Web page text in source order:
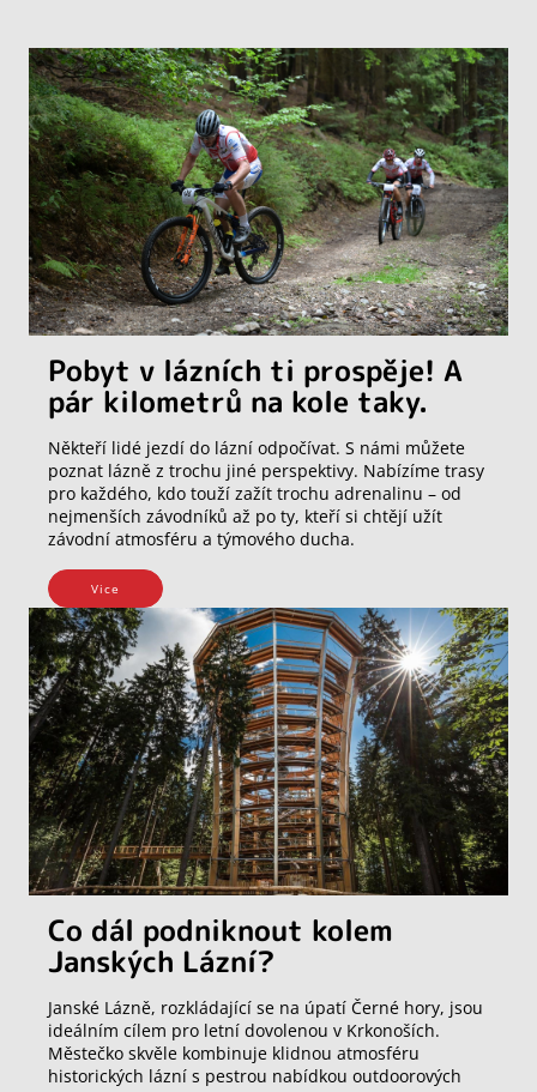
Pobyt v lázních ti prospěje! A
pár kilometrů na kole taky.
Někteří lidé jezdí do lázní odpočívat. S námi můžete
poznat lázně z trochu jiné perspektivy. Nabízíme trasy
pro každého, kdo touží zažít trochu adrenalinu – od
nejmenších závodníků až po ty, kteří si chtějí užít
závodní atmosféru a týmového ducha.
Vice
Co dál podniknout kolem
Janských Lázní?
Janské Lázně, rozkládající se na úpatí Černé hory, jsou
ideálním cílem pro letní dovolenou v Krkonoších.
Městečko skvěle kombinuje klidnou atmosféru
historických lázní s pestrou nabídkou outdoorových